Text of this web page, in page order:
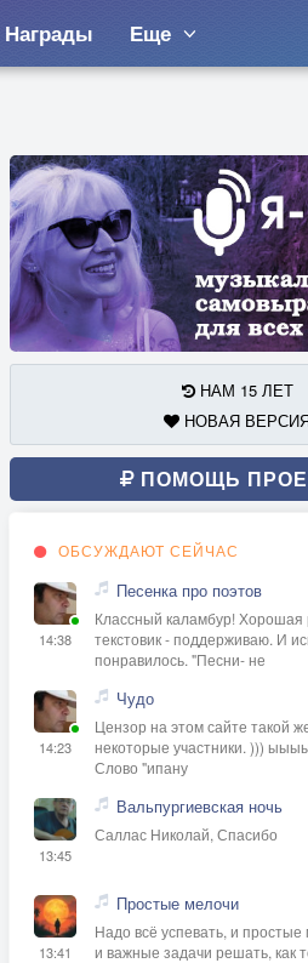
Награды Еще
НАМ 15 ЛЕТ
НОВАЯ
ПОМОЩЬ
ОБСУЖДАЮТ СЕЙЧАС
14:38
Песенка про поэтов
Классный каламбур! Хорошая
текстовик - поддерживаю. И
понравилось. "Песни- не
14:23
Чудо
Цензор на этом сайте такой
некоторые участники. )))
Слово "ипану
13:45
Вальпургиевская ночь
Саллас Николай, Спасибо
13:41
Простые мелочи
Надо всё успевать, и простые
и важные задачи решать, как